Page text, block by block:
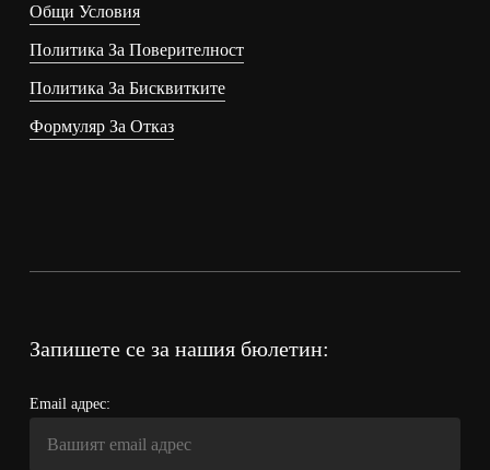
Общи Условия
Политика За Поверителност
Политика За Бисквитките
Формуляр За Отказ
Запишете се за нашия бюлетин:
Email адрес: